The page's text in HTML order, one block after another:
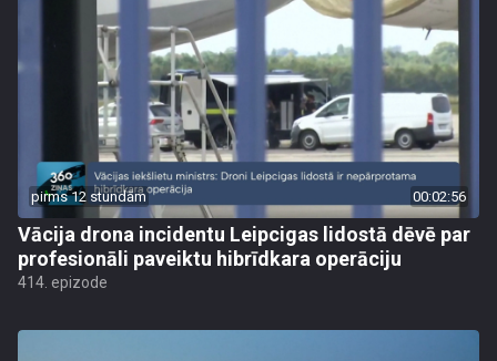
pirms 12 stundām 00:02:56
Vācija drona incidentu Leipcigas lidostā dēvē par
profesionāli paveiktu hibrīdkara operāciju
414. epizode